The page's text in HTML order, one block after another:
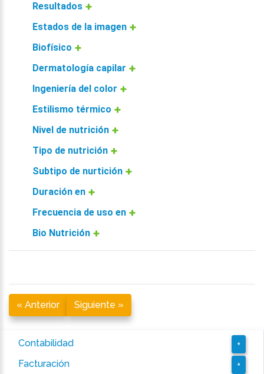
Resultados
Estados de la imagen
Biofísico
Dermatología capilar
Ingeniería del color
Estilismo térmico
Nivel de nutrición
Tipo de nutrición
Subtipo de nurtición
Duración en
Frecuencia de uso en
Bio Nutrición
« Anterior Siguiente »
Contabilidad +
Facturación +